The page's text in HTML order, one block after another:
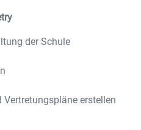
der Schule
erstellen